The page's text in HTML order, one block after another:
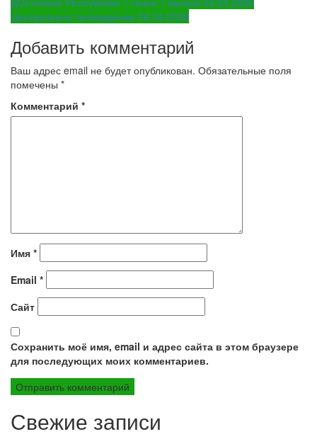
Навигация
по
записям
Центральное телевидение 04.04.2026
Добавить комментарий
Ваш адрес email не будет опубликован. Обязательные поля
помечены *
Комментарий *
Имя *
Email *
Сайт
Сохранить моё имя, email и адрес сайта в этом браузере
для последующих моих комментариев.
Свежие записи